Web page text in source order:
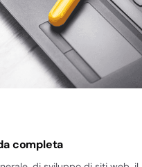
completa